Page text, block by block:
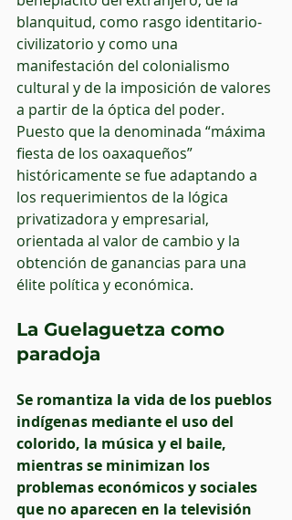
blanquitud, como rasgo identitario-
civilizatorio y como una
manifestación del colonialismo
cultural y de la imposición de valores
a partir de la óptica del poder.
Puesto que la denominada “máxima
fiesta de los oaxaqueños”
históricamente se fue adaptando a
los requerimientos de la lógica
privatizadora y empresarial,
orientada al valor de cambio y la
obtención de ganancias para una
élite política y económica.
La Guelaguetza como
paradoja
Se romantiza la vida de los pueblos
indígenas mediante el uso del
colorido, la música y el baile,
mientras se minimizan los
problemas económicos y sociales
que no aparecen en la televisión